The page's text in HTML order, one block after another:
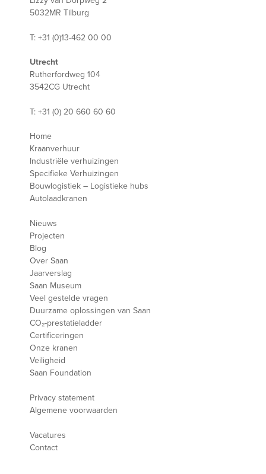
5032MR Tilburg
T: +31 (0)13-462 00 00
Utrecht
Rutherfordweg 104
3542CG Utrecht
T: +31 (0) 20 660 60 60
Home
Kraanverhuur
Industriële verhuizingen
Specifieke Verhuizingen
Bouwlogistiek – Logistieke hubs
Autolaadkranen
Nieuws
Projecten
Blog
Over Saan
Jaarverslag
Saan Museum
Veel gestelde vragen
Duurzame oplossingen van Saan
CO₂-prestatieladder
Certificeringen
Onze kranen
Veiligheid
Saan Foundation
Privacy statement
Algemene voorwaarden
Vacatures
Contact